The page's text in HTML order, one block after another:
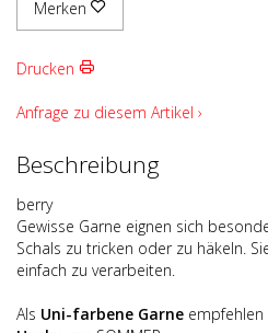
Merken
Drucken
Anfrage zu diesem Artikel ›
Beschreibung
berry
Gewisse Garne eignen sich
Schals zu tricken oder zu häkeln.
einfach zu verarbeiten.
Als Uni-farbene Garne empfehlen